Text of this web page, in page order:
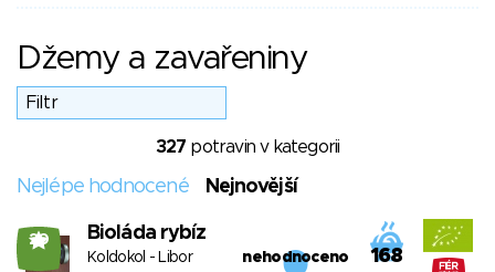
Džemy a zavařeniny
327 potravin v kategorii
Nejlépe hodnocené Nejnovější
20 Bioláda rybíz
Koldokol - Libor
nehodnoceno 168